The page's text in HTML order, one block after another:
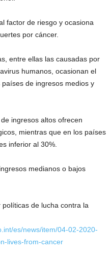
de riesgo y ocasiona
por cáncer.
ellas las causadas por
humanos, ocasionan el
de ingresos medios y
ingresos altos ofrecen
mientras que en los países
inferior al 30%.
medianos o bajos
de lucha contra la
es/news/item/04-02-2020-
lives-from-cancer